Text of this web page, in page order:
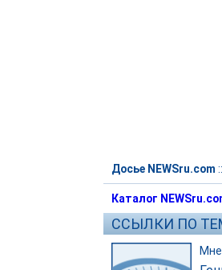
Досье NEWSru.com ::
Каталог
ССЫЛКИ ПО